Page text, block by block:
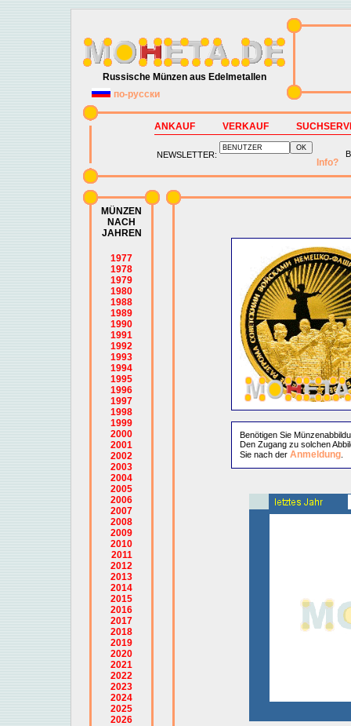
Russische Münzen aus Edelmetallen
по-русски
ANKAUF VERKAUF
NEWSLETTER:
Info?
MÜNZEN
NACH
JAHREN
1977
1978
1979
1980
1988
1989
1990
1991
1992
1993
1994
1995
1996
1997
1998
1999
2000
2001
2002
2003
2004
2005
2006
2007
2008
2009
2010
2011
2012
2013
2014
2015
2016
2017
2018
2019
2020
2021
2022
2023
2024
2025
2026
Benötigen Sie
Den Zugang zu solchen
Sie nach der Anmeldung.